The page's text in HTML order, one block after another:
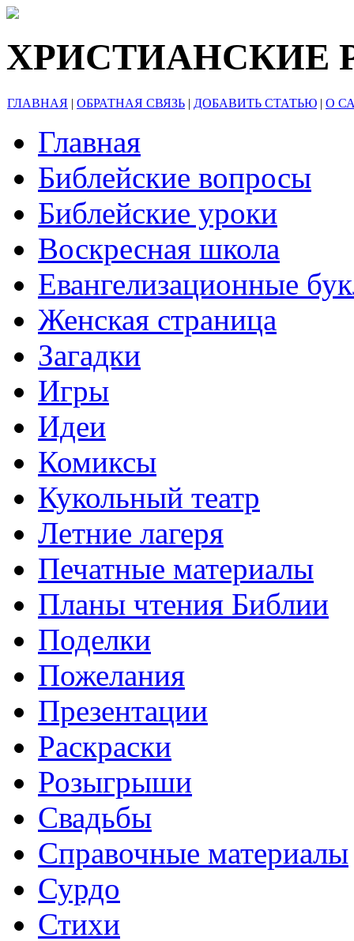
ХРИСТИАНСКИЕ
ГЛАВНАЯ | ОБРАТНАЯ СВЯЗЬ | ДОБАВИТЬ СТАТЬЮ | О
Главная
Библейские вопросы
Библейские уроки
Воскресная школа
Евангелизационные
Женская страница
Загадки
Игры
Идеи
Комиксы
Кукольный театр
Летние лагеря
Печатные материалы
Планы чтения Библии
Поделки
Пожелания
Презентации
Раскраски
Розыгрыши
Свадьбы
Справочные материалы
Сурдо
Стихи